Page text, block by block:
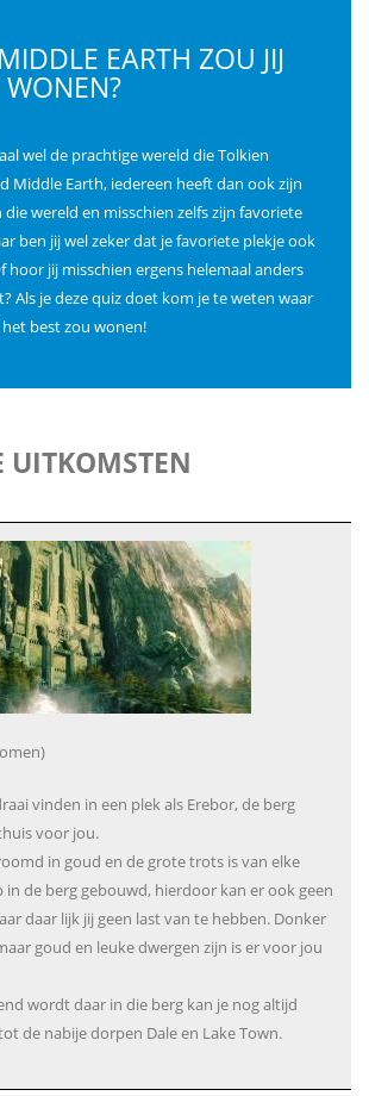
EARTH ZOU JIJ
WONEN?
wel de prachtige wereld die Tolkien
Middle Earth, iedereen heeft dan ook zijn
wereld en misschien zelfs zijn favoriete
ben jij wel zeker dat je favoriete plekje ook
hoor jij misschien ergens helemaal anders
Als je deze quiz doet kom je te weten waar
best zou wonen!
UITKOMSTEN
vinden in een plek als Erebor, de berg
voor jou.
in goud en de grote trots is van elke
de berg gebouwd, hierdoor kan er ook geen
daar lijk jij geen last van te hebben. Donker
goud en leuke dwergen zijn is er voor jou
wordt daar in die berg kan je nog altijd
de nabije dorpen Dale en Lake Town.